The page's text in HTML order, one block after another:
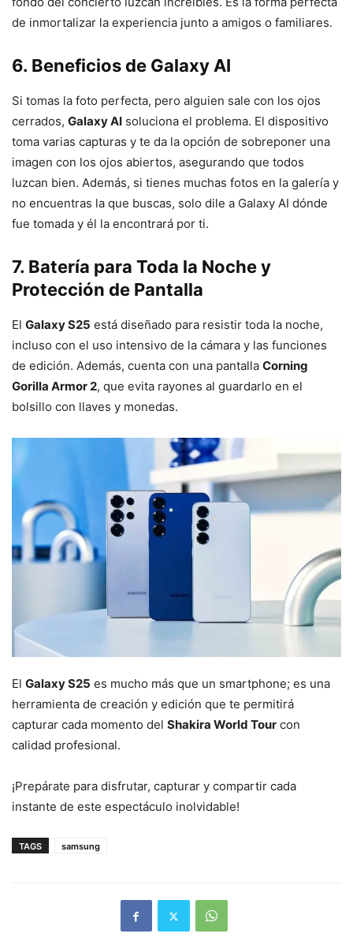
de inmortalizar la experiencia junto a amigos o familiares.
6. Beneficios de Galaxy AI
Si tomas la foto perfecta, pero alguien sale con los ojos
cerrados, Galaxy AI soluciona el problema. El dispositivo
toma varias capturas y te da la opción de sobreponer una
imagen con los ojos abiertos, asegurando que todos
luzcan bien. Además, si tienes muchas fotos en la galería y
no encuentras la que buscas, solo dile a Galaxy AI dónde
fue tomada y él la encontrará por ti.
7. Batería para Toda la Noche y
Protección de Pantalla
El Galaxy S25 está diseñado para resistir toda la noche,
incluso con el uso intensivo de la cámara y las funciones
de edición. Además, cuenta con una pantalla Corning
Gorilla Armor 2, que evita rayones al guardarlo en el
bolsillo con llaves y monedas.
El Galaxy S25 es mucho más que un smartphone; es una
herramienta de creación y edición que te permitirá
capturar cada momento del Shakira World Tour con
calidad profesional.
¡Prepárate para disfrutar, capturar y compartir cada
instante de este espectáculo inolvidable!
TAGS samsung